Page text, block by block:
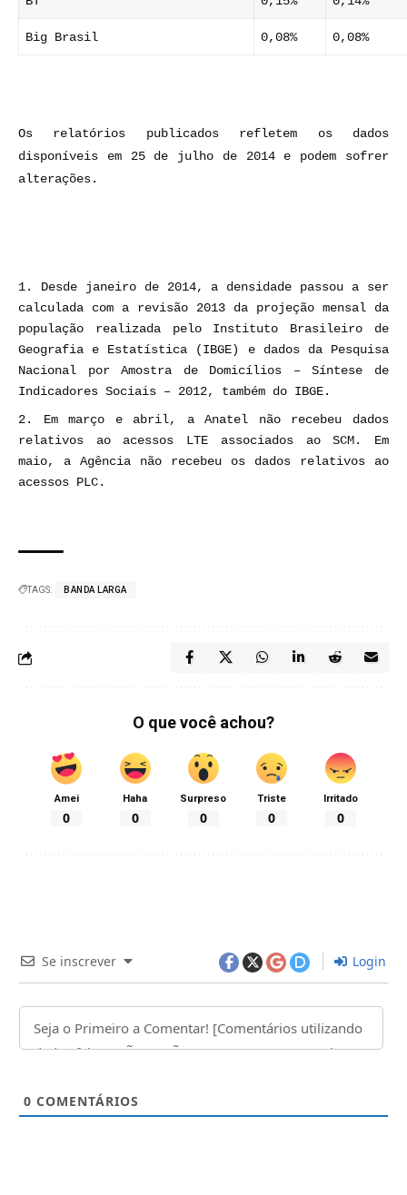
Big Brasil 0,08% 0,08%
Os relatórios publicados refletem os dados
disponíveis em 25 de julho de 2014 e podem sofrer
alterações.
Desde janeiro de 2014, a densidade passou a ser
calculada com a revisão 2013 da projeção mensal da
população realizada pelo Instituto Brasileiro de
Geografia e Estatística (IBGE) e dados da Pesquisa
Nacional por Amostra de Domicílios – Síntese de
Indicadores Sociais – 2012, também do IBGE.
Em março e abril, a Anatel não recebeu dados
relativos ao acessos LTE associados ao SCM. Em
maio, a Agência não recebeu os dados relativos ao
acessos PLC.
TAGS: BANDA LARGA
O que você achou?
Amei
0
Haha
0
Surpreso
0
Triste
0
Irritado
0
Se inscrever Login
0 COMENTÁRIOS